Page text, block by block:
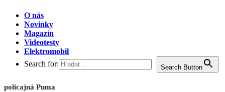
O nás
Novinky
Magazín
Videotesty
Elektromobil
Search for:
Search Button
policajná Puma